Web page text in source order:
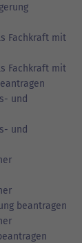
Fachkraft mit
Fachkraft mit
und
und
beantragen